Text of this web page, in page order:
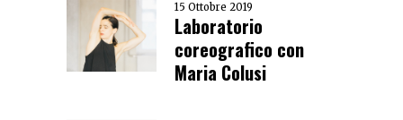
15 Ottobre 2019
Laboratorio
coreografico con
Maria Colusi